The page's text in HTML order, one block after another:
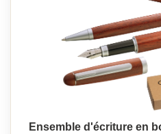
Ensemble d'écriture en